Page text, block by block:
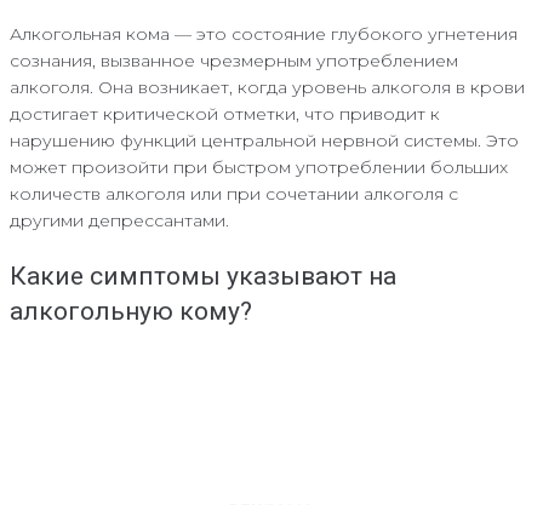
Алкогольная кома — это состояние глубокого угнетения
сознания, вызванное чрезмерным употреблением
алкоголя. Она возникает, когда уровень алкоголя в крови
достигает критической отметки, что приводит к
нарушению функций центральной нервной системы. Это
может произойти при быстром употреблении больших
количеств алкоголя или при сочетании алкоголя с
другими депрессантами.
Какие симптомы указывают на
алкогольную кому?